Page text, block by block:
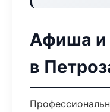
Афиша и
в